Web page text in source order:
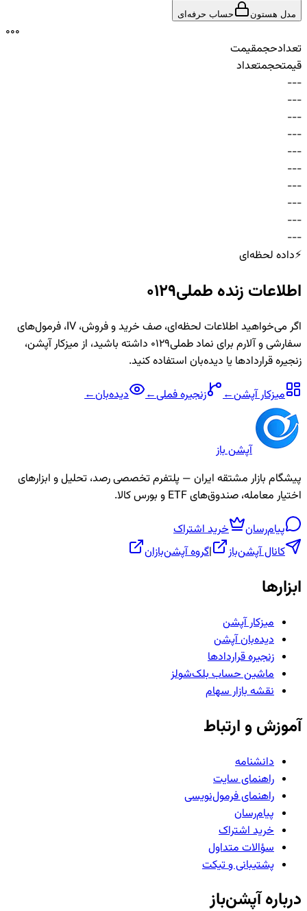
مدل هستون حساب حرفه‌ای
000
تعدادحجمقیمت
قیمتحجمتعداد
-
-
-
-
-
-
-
-
-
-
-
-
-
-
-
-
-
-
-
-
-
-
-
-
-
-
-
-
-
-
⚡داده لحظه‌ای
اطلاعات زنده طملی0129
اگر می‌خواهید اطلاعات لحظه‌ای، صف خرید و فروش، IV، فرمول‌های
سفارشی و آلارم برای نمادطملی0129
داشته باشید، از میزکار آپشن،
زنجیره قراردادها یا دیده‌بان استفاده کنید.
میزکار آپشن← زنجیرهفملی← دیده‌بان←
آپشن باز
پیشگام بازار مشتقه ایران — پلتفرم تخصصی رصد، تحلیل و ابزارهای
اختیار معامله، صندوق‌های ETF و بورس کالا.
پیام‌رسان
خرید اشتراک
کانال آپشن‌باز
|گروه آپشن‌بازان
ابزارها
میزکار آپشن
دیده‌بان آپشن
زنجیره قراردادها
ماشین حساب بلک‌شولز
نقشه بازار سهام
آموزش و ارتباط
دانشنامه
راهنمای سایت
راهنمای فرمول‌نویسی
پیام‌رسان
خرید اشتراک
سؤالات متداول
پشتیبانی و تیکت
درباره آپشن‌باز